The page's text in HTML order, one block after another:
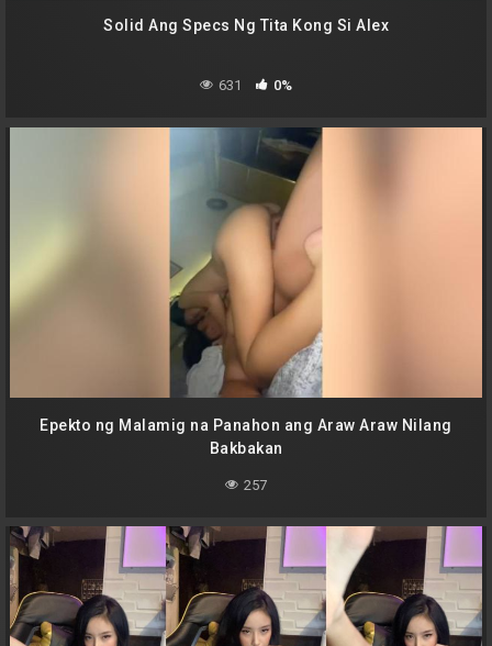
Solid Ang Specs Ng Tita Kong Si Alex
631 0%
Epekto ng Malamig na Panahon ang Araw Araw Nilang
Bakbakan
257